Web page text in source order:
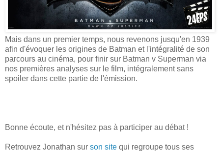
Mais dans un premier temps, nous revenons jusqu'en 1939
afin d'évoquer les origines de Batman et l'intégralité de son
parcours au cinéma, pour finir sur Batman v Superman via
nos premières analyses sur le film, intégralement sans
spoiler dans cette partie de l'émission.
Bonne écoute, et n'hésitez pas à participer au débat !
Retrouvez Jonathan sur son site qui regroupe tous ses